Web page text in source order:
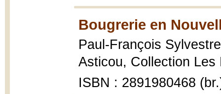
Bougrerie en
Paul-François
Asticou, Collection
ISBN : 2891980468